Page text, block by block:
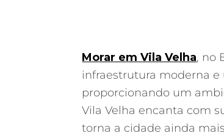
Morar em Vila Velha, no
infraestrutura moderna
proporcionando um
Vila Velha encanta com
torna a cidade ainda